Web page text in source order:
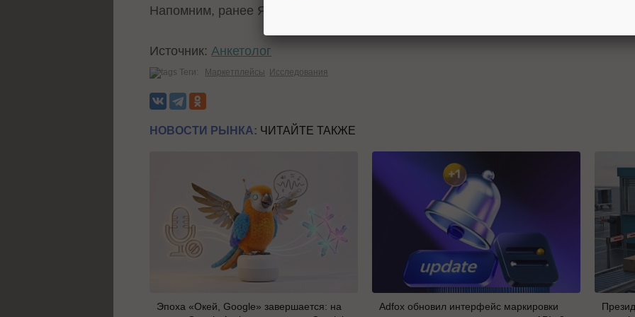
Напомним, ранее Яндекс Маркет
Источник:Анкетолог
Теги: Маркетплейсы Исследования
НОВОСТИ РЫНКА: ЧИТАЙТЕ ТАКЖЕ
Эпоха «Окей, Google» завершается: на
Adfox обновил интерфейс маркировки